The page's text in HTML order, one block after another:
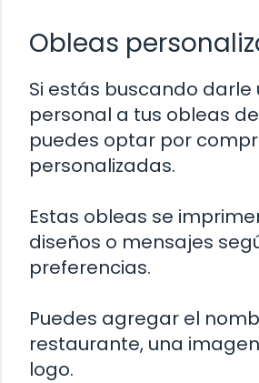
Obleas
Si estás buscando darle
personal a tus obleas
puedes optar por
personalizadas.
Estas obleas se
diseños o mensajes
preferencias.
Puedes agregar el
restaurante, una
logo.